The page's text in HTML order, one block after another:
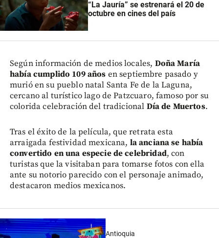
“La Jauría” se estrenará el 20 de
octubre en cines del país
Según información de medios locales, Doña María
había cumplido 109 años en septiembre pasado y
murió en su pueblo natal Santa Fe de la Laguna,
cercano al turístico lago de Patzcuaro, famoso por su
colorida celebración del tradicional Día de Muertos.
Tras el éxito de la película, que retrata esta
arraigada festividad mexicana, la anciana se había
convertido en una especie de celebridad, con
turistas que la visitaban para tomarse fotos con ella
ante su notorio parecido con el personaje animado,
destacaron medios mexicanos.
Antioquia